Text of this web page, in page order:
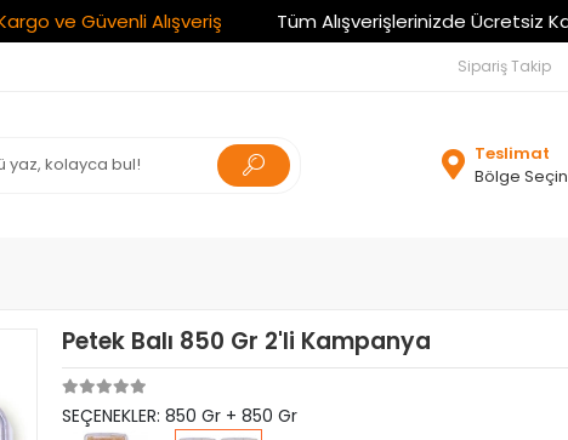
Güvenli Alışveriş Tüm Alışverişlerinizde Ücretsiz Kargo
Sipariş Takip
Teslimat
Bölge Seçin
Petek Balı 850 Gr 2'li Kampanya
SEÇENEKLER: 850 Gr + 850 Gr